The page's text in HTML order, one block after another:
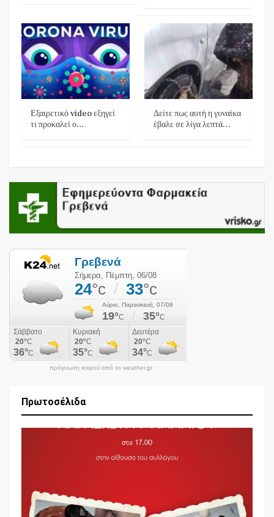
Εξαιρετικό video εξηγεί
τι προκαλεί ο…
Δείτε πως αυτή η γυναίκα
έβαλε σε λίγα λεπτά…
πρόγνωση καιρού από το weather.gr
Πρωτοσέλιδα